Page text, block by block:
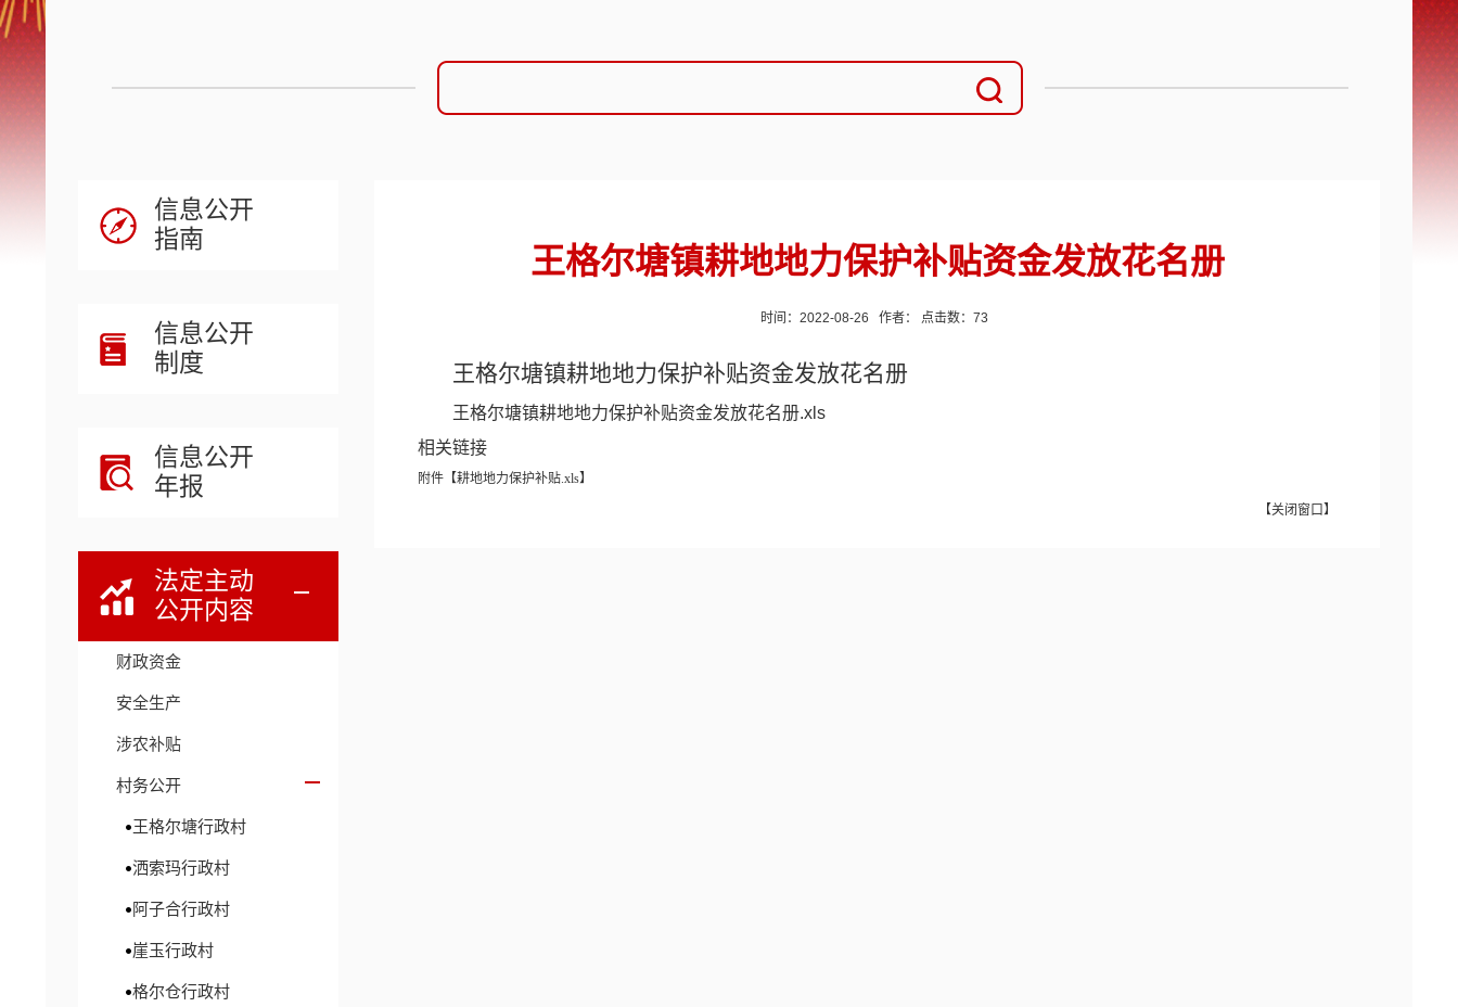
信息公开
指南
信息公开
制度
信息公开
年报
法定主动
公开内容
财政资金
安全生产
涉农补贴
村务公开
王格尔塘行政村
洒索玛行政村
阿子合行政村
崖玉行政村
格尔仓行政村
王格尔塘镇耕地地力保护补贴资金发放花名册
时间：2022-08-26 作者： 点击数： 73
王格尔塘镇耕地地力保护补贴资金发放花名册
王格尔塘镇耕地地力保护补贴资金发放花名册.xls
相关链接
附件【耕地地力保护补贴.xls】
【关闭窗口】